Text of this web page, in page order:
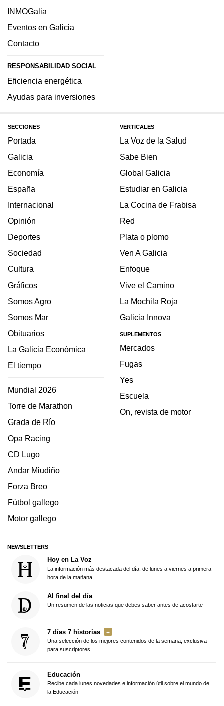
INMOGalia
Eventos en Galicia
Contacto
RESPONSABILIDAD SOCIAL
Eficiencia energética
Ayudas para inversiones
SECCIONES
Portada
Galicia
Economía
España
Internacional
Opinión
Deportes
Sociedad
Cultura
Gráficos
Somos Agro
Somos Mar
Obituarios
La Galicia Económica
El tiempo
Mundial 2026
Torre de Marathon
Grada de Río
Opa Racing
CD Lugo
Andar Miudiño
Forza Breo
Fútbol gallego
Motor gallego
VERTICALES
La Voz de la Salud
Sabe Bien
Global Galicia
Estudiar en Galicia
La Cocina de Frabisa
Red
Plata o plomo
Ven A Galicia
Enfoque
Vive el Camino
La Mochila Roja
Galicia Innova
SUPLEMENTOS
Mercados
Fugas
Yes
Escuela
On, revista de motor
NEWSLETTERS
Hoy en La Voz
La información más destacada del día, de lunes a viernes a primera
hora de la mañana
Al final del día
Un resumen de las noticias que debes saber antes de acostarte
7 días 7 historias
Una selección de los mejores contenidos de la semana, exclusiva
para suscriptores
Educación
Recibe cada lunes novedades e información útil sobre el mundo de
la Educación